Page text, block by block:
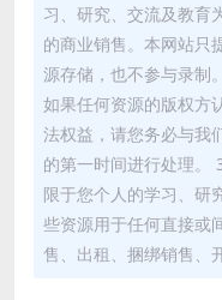
习、研究、交流及教育
的商业销售。本网站只
源存储，也不参与录制
如果任何资源的版权方
法权益，请您务必与我
的第一时间进行处理。
限于您个人的学习、研
些资源用于任何直接或
售、出租、捆绑销售、